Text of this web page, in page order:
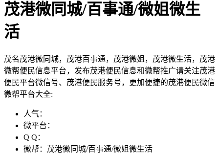
茂港微同城/百事通/微姐微生
活
茂名茂港微同城，茂港百事通，茂港微姐，茂港微生活，茂港
微帮便民信息平台，发布茂港便民信息和微帮推广请关注茂港
便民平台微信号、茂港便民服务号，更加便捷的茂港便民微信
微帮平台大全:
人气：
微平台：
Q Q：
微帮：茂港微同城/百事通/微姐微生活